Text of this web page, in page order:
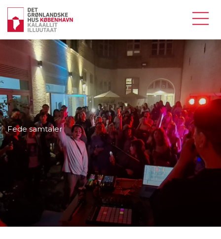
Fede samtaler